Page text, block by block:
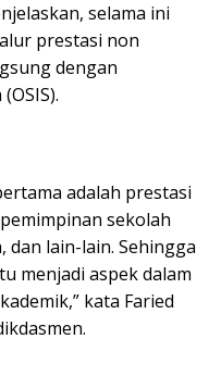
selama ini
prestasi non
dengan
adalah prestasi
sekolah
dan lain-lain. Sehingga
menjadi aspek dalam
kata Faried